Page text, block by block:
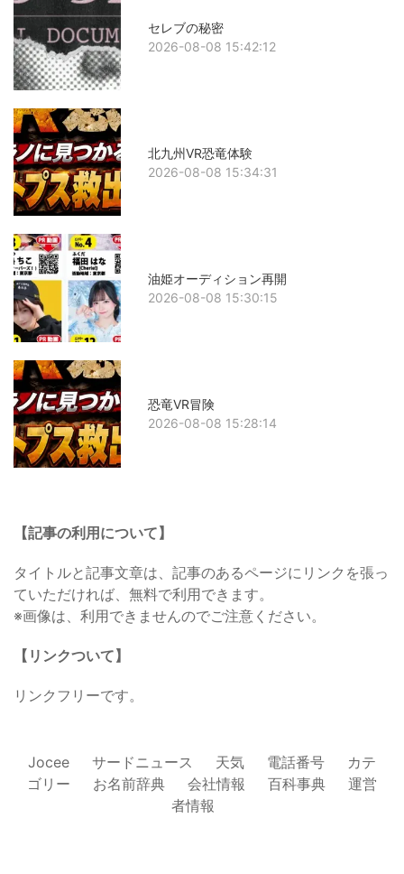
セレブの秘密
2026-08-08 15:42:12
北九州VR恐竜体験
2026-08-08 15:34:31
油姫オーディション再開
2026-08-08 15:30:15
恐竜VR冒険
2026-08-08 15:28:14
【記事の利用について】
タイトルと記事文章は、記事のあるページにリンクを張っ
ていただければ、無料で利用できます。
※画像は、利用できませんのでご注意ください。
【リンクついて】
リンクフリーです。
Jocee サードニュース 天気 電話番号
カテ
ゴリー
お名前辞典 会社情報 百科事典
運営
者情報